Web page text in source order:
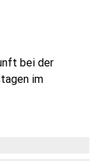
bei der
im